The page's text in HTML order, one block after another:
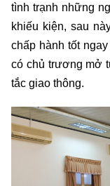
tình trạnh những
khiếu kiện, sau
chấp hành tốt
có chủ trương mở
tắc giao thông.